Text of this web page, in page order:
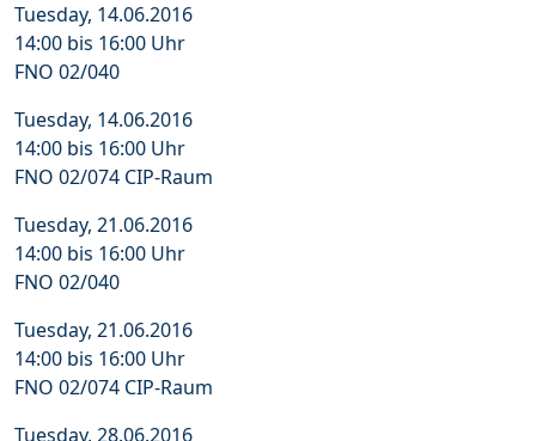
Tuesday, 14.06.2016
14:00 bis 16:00 Uhr
FNO 02/040
Tuesday, 14.06.2016
14:00 bis 16:00 Uhr
FNO 02/074 CIP-Raum
Tuesday, 21.06.2016
14:00 bis 16:00 Uhr
FNO 02/040
Tuesday, 21.06.2016
14:00 bis 16:00 Uhr
FNO 02/074 CIP-Raum
Tuesday, 28.06.2016